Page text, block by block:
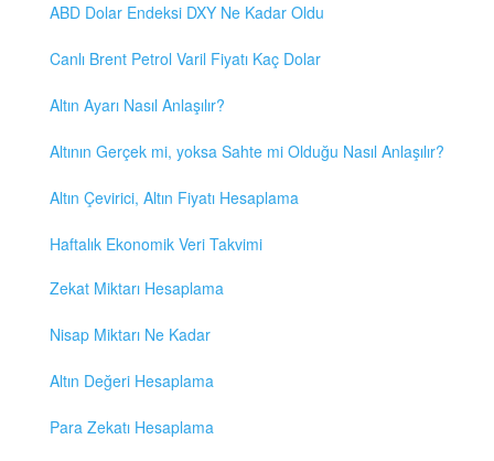
ABD Dolar Endeksi DXY Ne Kadar Oldu
Canlı Brent Petrol Varil Fiyatı Kaç Dolar
Altın Ayarı Nasıl Anlaşılır?
Altının Gerçek mi, yoksa Sahte mi Olduğu Nasıl Anlaşılır?
Altın Çevirici, Altın Fiyatı Hesaplama
Haftalık Ekonomik Veri Takvimi
Zekat Miktarı Hesaplama
Nisap Miktarı Ne Kadar
Altın Değeri Hesaplama
Para Zekatı Hesaplama